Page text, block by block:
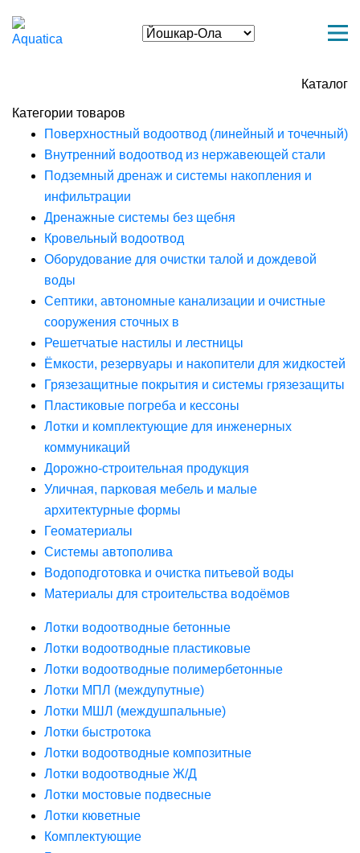
Каталог
Категории товаров
Поверхностный водоотвод (линейный и точечный)
Внутренний водоотвод из нержавеющей стали
Подземный дренаж и системы накопления и
инфильтрации
Дренажные системы без щебня
Кровельный водоотвод
Оборудование для очистки талой и дождевой
воды
Септики, автономные канализации и очистные
сооружения сточных в
Решетчатые настилы и лестницы
Ёмкости, резервуары и накопители для жидкостей
Грязезащитные покрытия и системы грязезащиты
Пластиковые погреба и кессоны
Лотки и комплектующие для инженерных
коммуникаций
Дорожно-строительная продукция
Уличная, парковая мебель и малые
архитектурные формы
Геоматериалы
Системы автополива
Водоподготовка и очистка питьевой воды
Материалы для строительства водоёмов
Лотки водоотводные бетонные
Лотки водоотводные пластиковые
Лотки водоотводные полимербетонные
Лотки МПЛ (междупутные)
Лотки МШЛ (междушпальные)
Лотки быстротока
Лотки водоотводные композитные
Лотки водоотводные Ж/Д
Лотки мостовые подвесные
Лотки кюветные
Комплектующие